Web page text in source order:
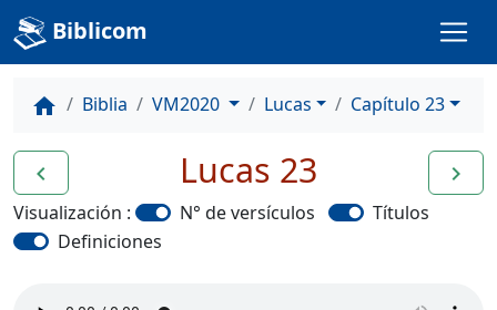
Biblicom
home Biblia VM2020 Lucas Capítulo 23
navigate_before navigate_next
Lucas 23
Visualización : N° de versículos
Títulos
Definiciones